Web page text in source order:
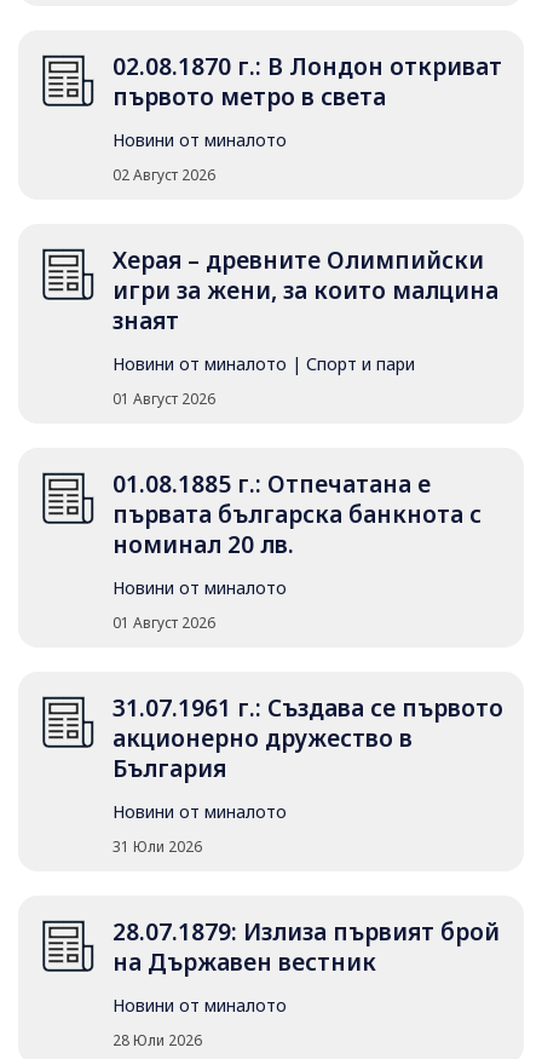
02.08.1870 г.: В Лондон откриват
първото метро в света
Новини от миналото
02 Август 2026
Херая – древните Олимпийски
игри за жени, за които малцина
знаят
Новини от миналото | Спорт и пари
01 Август 2026
01.08.1885 г.: Отпечатана е
първата българска банкнота с
номинал 20 лв.
Новини от миналото
01 Август 2026
31.07.1961 г.: Създава се първото
акционерно дружество в
България
Новини от миналото
31 Юли 2026
28.07.1879: Излиза първият брой
на Държавен вестник
Новини от миналото
28 Юли 2026